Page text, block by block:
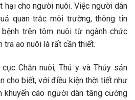
hại cho người nuôi. Việc người dân
quan trắc môi trường, thông tin
trên tôm nuôi từ ngành chức
ao nuôi là rất cần thiết.
Chăn nuôi, Thú y và Thủy sản
cho biết, với điều kiện thời tiết như
khuyến cáo người dân tăng cường